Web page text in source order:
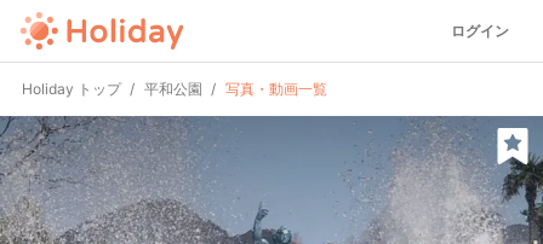
ログイン
Holiday トップ 平和公園 写真・動画一覧